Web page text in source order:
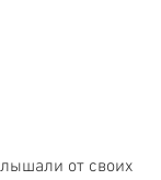
от своих